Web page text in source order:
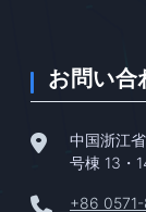
お問い合
中国浙江
号棟 13・
+86